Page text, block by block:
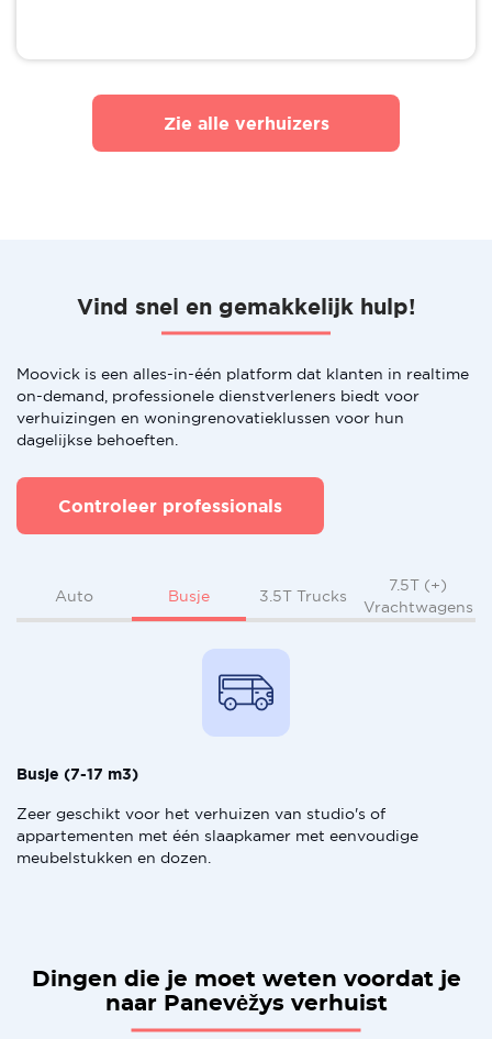
Zie alle verhuizers
Vind snel en gemakkelijk hulp!
Moovick is een alles-in-één platform dat klanten in realtime
on-demand, professionele dienstverleners biedt voor
verhuizingen en woningrenovatieklussen voor hun
dagelijkse behoeften.
Controleer professionals
Auto Busje 3.5T Trucks
7.5T (+)
Vrachtwagens
Busje (7-17 m3)
Zeer geschikt voor het verhuizen van studio's of
appartementen met één slaapkamer met eenvoudige
meubelstukken en dozen.
Dingen die je moet weten voordat je
naar Panevėžys verhuist